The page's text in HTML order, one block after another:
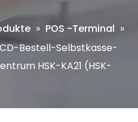
» POS -Terminal »
Bestell-Selbstkasse-
HSK-KA21 (HSK-